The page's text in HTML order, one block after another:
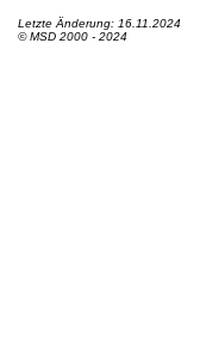
Letzte Änderung: 16.11.2024
© MSD 2000 - 2024